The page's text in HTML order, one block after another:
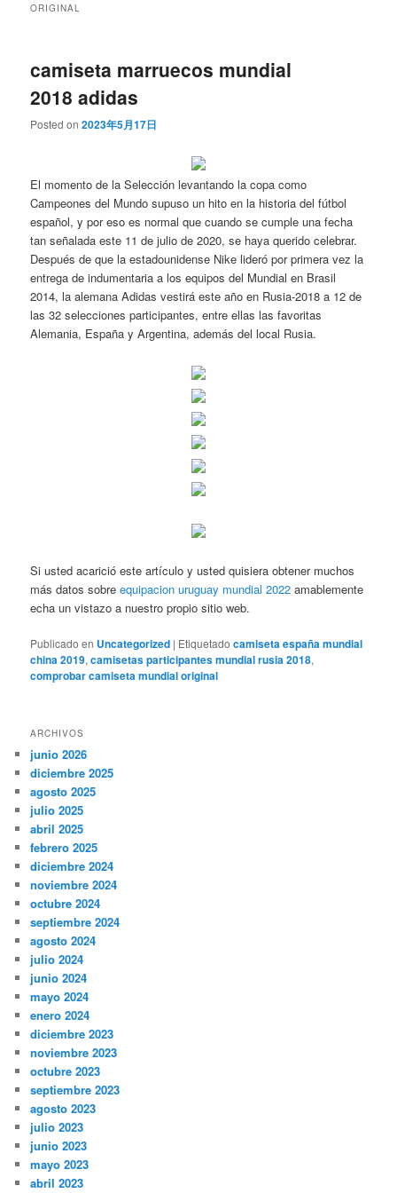
ORIGINAL
camiseta marruecos mundial
2018 adidas
Posted on2023年5月17日
El momento de la Selección levantando la copa como
Campeones del Mundo supuso un hito en la historia del fútbol
español, y por eso es normal que cuando se cumple una fecha
tan señalada este 11 de julio de 2020, se haya querido celebrar.
Después de que la estadounidense Nike lideró por primera vez la
entrega de indumentaria a los equipos del Mundial en Brasil
2014, la alemana Adidas vestirá este año en Rusia-2018 a 12 de
las 32 selecciones participantes, entre ellas las favoritas
Alemania, España y Argentina, además del local Rusia.
Si usted acarició este artículo y usted quisiera obtener muchos
más datos sobreequipacion uruguay mundial 2022 amablemente
echa un vistazo a nuestro propio sitio web.
Publicado en Uncategorized | Etiquetado camiseta españa mundial
china 2019,camisetas participantes mundial rusia 2018,
comprobar camiseta mundial original
ARCHIVOS
junio 2026
diciembre 2025
agosto 2025
julio 2025
abril 2025
febrero 2025
diciembre 2024
noviembre 2024
octubre 2024
septiembre 2024
agosto 2024
julio 2024
junio 2024
mayo 2024
enero 2024
diciembre 2023
noviembre 2023
octubre 2023
septiembre 2023
agosto 2023
julio 2023
junio 2023
mayo 2023
abril 2023